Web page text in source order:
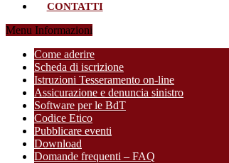
CONTATTI
Menu Informazioni
Come aderire
Scheda di iscrizione
Istruzioni Tesseramento on-line
Assicurazione e denuncia sinistro
Software per le BdT
Codice Etico
Pubblicare eventi
Download
Domande frequenti – FAQ